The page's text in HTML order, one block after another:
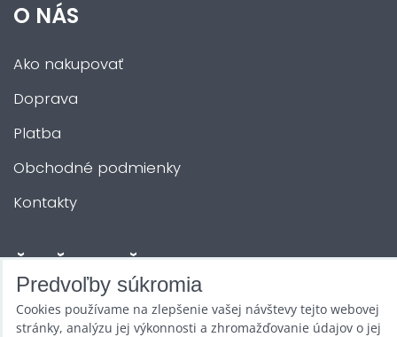
O NÁS
Ako nakupovať
Doprava
Platba
Obchodné podmienky
Kontakty
ĎALŠIE SLUŽBY
Zábava na Vašu akciu
Predvoľby súkromia
Cookies používame na zlepšenie vašej návštevy tejto webovej
stránky, analýzu jej výkonnosti a zhromažďovanie údajov o jej